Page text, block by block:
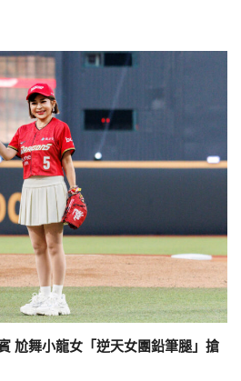
尬舞小龍女「逆天女團鉛筆腿」搶